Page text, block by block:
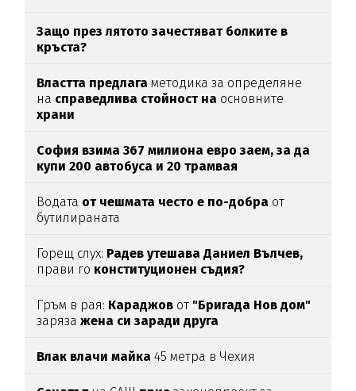
Защо през лятото зачестяват болките в
кръста?
Властта предлага методика за определяне
на справедлива стойност на основните
храни
София взима 367 милиона евро заем, за да
купи 200 автобуса и 20 трамвая
Водата от чешмата често е по-добра от
бутилираната
Горещ слух: Радев утешава Даниел Вълчев,
прави го конституционен съдия?
Гръм в рая: Караджов от "Бригада Нов дом"
зарязажена си заради друга
Влак влачи майка 45 метра в Чехия